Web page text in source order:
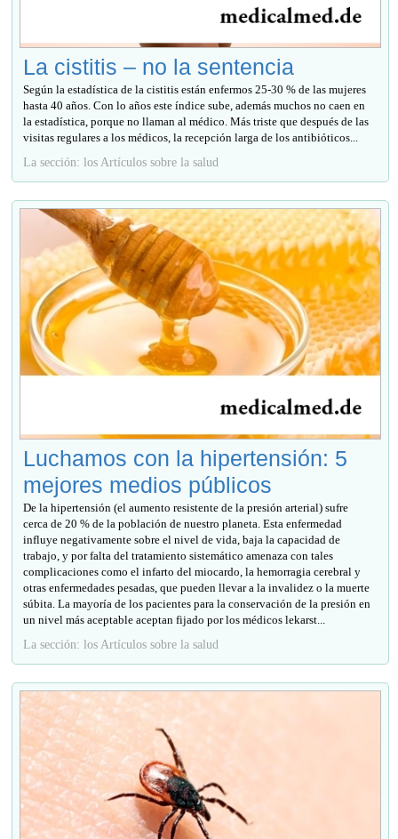
La cistitis – no la sentencia
Según la estadística de la cistitis están enfermos 25-30 % de las mujeres
hasta 40 años. Con lo años este índice sube, además muchos no caen en
la estadística, porque no llaman al médico. Más triste que después de las
visitas regulares a los médicos, la recepción larga de los antibióticos...
La sección: los Artículos sobre la salud
Luchamos con la hipertensión: 5
mejores medios públicos
De la hipertensión (el aumento resistente de la presión arterial) sufre
cerca de 20 % de la población de nuestro planeta. Esta enfermedad
influye negativamente sobre el nivel de vida, baja la capacidad de
trabajo, y por falta del tratamiento sistemático amenaza con tales
complicaciones como el infarto del miocardo, la hemorragia cerebral y
otras enfermedades pesadas, que pueden llevar a la invalidez o la muerte
súbita. La mayoría de los pacientes para la conservación de la presión en
un nivel más aceptable aceptan fijado por los médicos lekarst...
La sección: los Artículos sobre la salud